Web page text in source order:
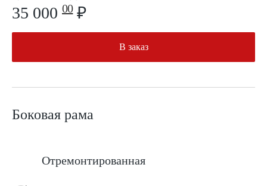
35 000 00₽
В заказ
Боковая рама
Отремонтированная